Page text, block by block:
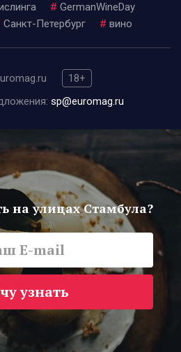
# GermanWineDay
Санкт-Петербург # вино
18+
sp@euromag.ru
на улицах Стамбула?
узнать